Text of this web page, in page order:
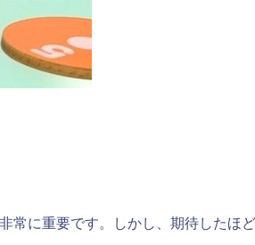
に重要です。しかし、期待したほ